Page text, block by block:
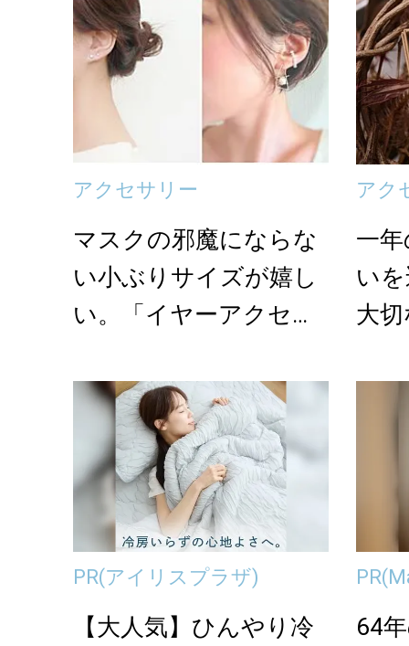
アクセサリー
マスクの邪魔にならな
い小ぶりサイズが嬉し
い。「イヤーアクセサ
か...
アク
一
い
大
PR(アイリスプラザ)
【大人気】ひんやり冷
PR
64